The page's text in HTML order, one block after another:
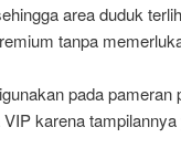
area duduk
tanpa
pada
karena